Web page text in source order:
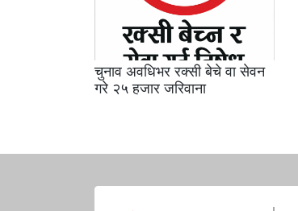
चुनाव अवधिभर रक्सी बेचे वा सेवन
गरे २५ हजार जरिवाना